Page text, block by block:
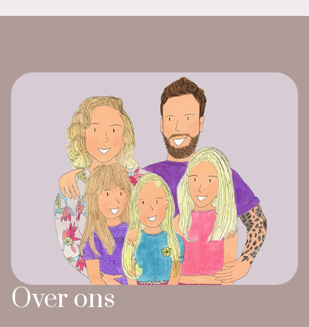
Over ons